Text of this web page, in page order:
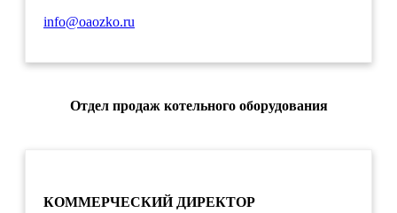
info@oaozko.ru
Отдел продаж котельного оборудования
КОММЕРЧЕСКИЙ ДИРЕКТОР